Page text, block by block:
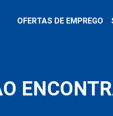
OFERTAS DE EMPREGO